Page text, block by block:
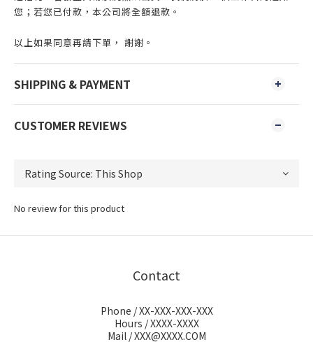
您；若您已付款，本公司將全額退款。
以上如果同意再請下單， 謝謝。
SHIPPING & PAYMENT
CUSTOMER REVIEWS
No review for this product
Contact
Phone / XX-XXX-XXX-XXX
Hours / XXXX-XXXX
Mail / XXX@XXXX.COM